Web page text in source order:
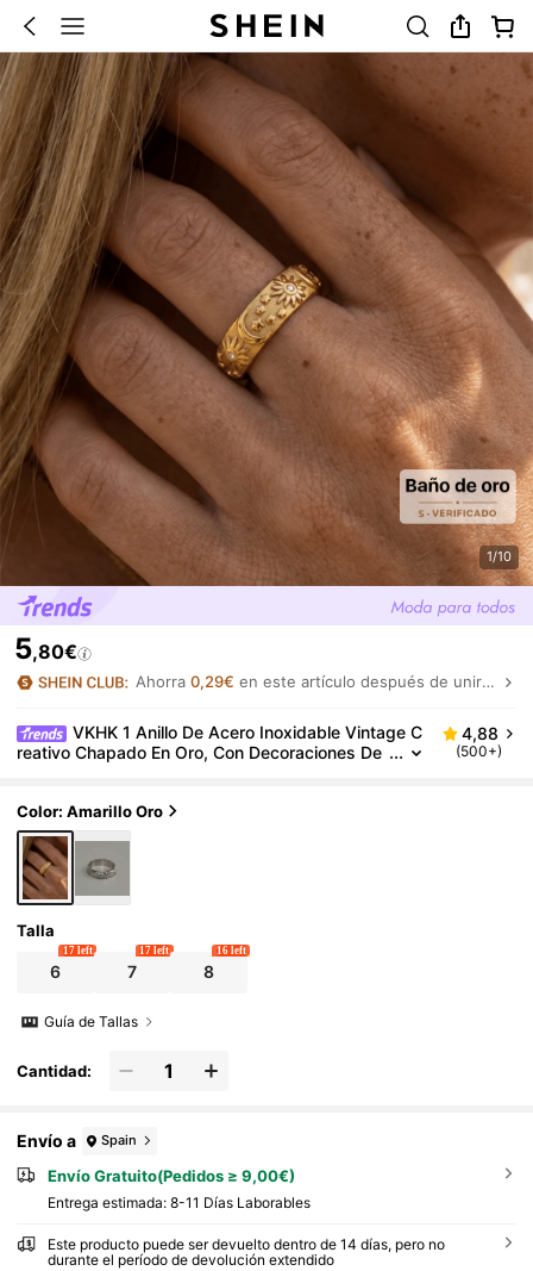
1/10
5,80€
Ahorra 0,29€ en este artículo después de unirte.
VKHK 1 Anillo De Acero Inoxidable Vintage C
reativo Chapado En Oro, Con Decoraciones De
4,88
(500+)
Color: Amarillo Oro
Talla
6
17 left
7
17 left
8
16 left
Guía de Tallas
Cantidad:
Envío a Spain
Envío Gratuito(Pedidos ≥ 9,00€)
Entrega estimada: 8-11 Días Laborables
Este producto puede ser devuelto dentro de 14 días, pero no
durante el período de devolución extendido